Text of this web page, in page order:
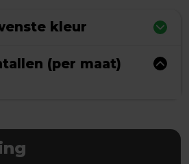
kleur
(per maat)